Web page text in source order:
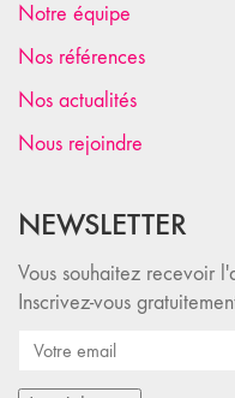
Notre équipe
Nos références
Nos actualités
Nous rejoindre
NEWSLETTER
Vous souhaitez recevoir
Inscrivez-vous